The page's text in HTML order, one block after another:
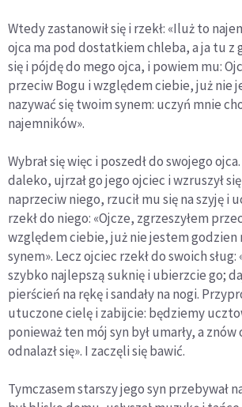
Wtedy zastanowił się i rzekł: «Iluż to
ojca ma pod dostatkiem chleba, a ja tu z
się i pójdę do mego ojca, i powiem mu:
przeciw Bogu i względem ciebie, już nie
nazywać się twoim synem: uczyń mnie
najemników».
Wybrał się więc i poszedł do swojego
daleko, ujrzał go jego ojciec i wzruszył
naprzeciw niego, rzucił mu się na szyję i
rzekł do niego: «Ojcze, zgrzeszyłem
względem ciebie, już nie jestem godzien
synem». Lecz ojciec rzekł do swoich sług:
szybko najlepszą suknię i ubierzcie go;
pierścień na rękę i sandały na nogi.
utuczone cielę i zabijcie: będziemy
ponieważ ten mój syn był umarły, a znów
odnalazł się». I zaczęli się bawić.
Tymczasem starszy jego syn przebywał